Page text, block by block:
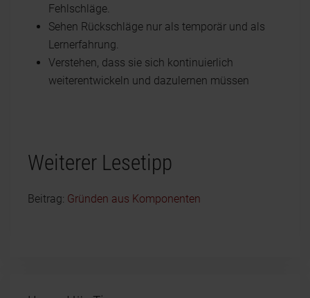
Fehlschläge.
Sehen Rückschläge nur als temporär und als
Lernerfahrung.
Verstehen, dass sie sich kontinuierlich
weiterentwickeln und dazulernen müssen
Weiterer Lesetipp
Beitrag: Gründen aus Komponenten